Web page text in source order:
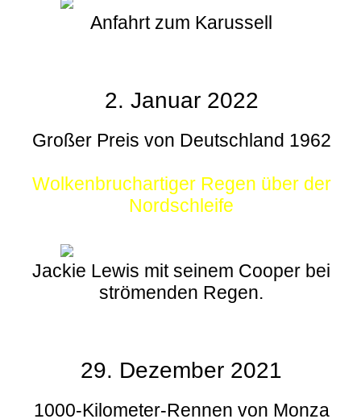
Anfahrt zum Karussell
2. Januar 2022
Großer Preis von Deutschland 1962
Wolkenbruchartiger Regen über der
Nordschleife
Jackie Lewis mit seinem Cooper bei
strömenden Regen.
29. Dezember 2021
1000-Kilometer-Rennen von Monza